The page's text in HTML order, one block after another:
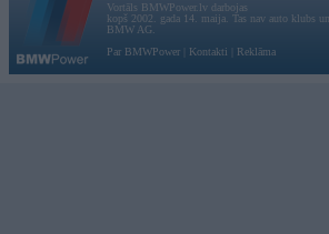
Vortāls BMWPower.lv darbojas
kopš 2002. gada 14. maija. Tas nav auto klubs
BMW AG.
Par BMWPower
Kontakti Reklāma